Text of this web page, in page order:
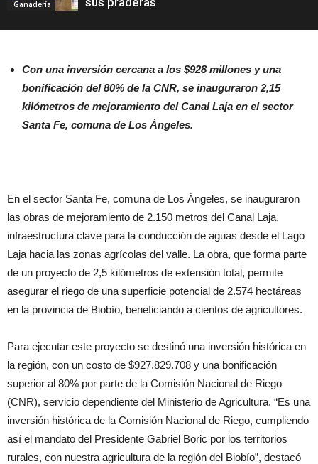
Ganadería
Con una inversión cercana a los $928 millones y una
bonificación del 80% de la CNR, se inauguraron 2,15
kilómetros de mejoramiento del Canal Laja en el sector
Santa Fe, comuna de Los Ángeles.
En el sector Santa Fe, comuna de Los Ángeles, se inauguraron
las obras de mejoramiento de 2.150 metros del Canal Laja,
infraestructura clave para la conducción de aguas desde el Lago
Laja hacia las zonas agrícolas del valle. La obra, que forma parte
de un proyecto de 2,5 kilómetros de extensión total, permite
asegurar el riego de una superficie potencial de 2.574 hectáreas
en la provincia de Biobío, beneficiando a cientos de agricultores.
Para ejecutar este proyecto se destinó una inversión histórica en
la región, con un costo de $927.829.708 y una bonificación
superior al 80% por parte de la Comisión Nacional de Riego
(CNR), servicio dependiente del Ministerio de Agricultura. “Es una
inversión histórica de la Comisión Nacional de Riego, cumpliendo
así el mandato del Presidente Gabriel Boric por los territorios
rurales, con nuestra agricultura de la región del Biobío”, destacó